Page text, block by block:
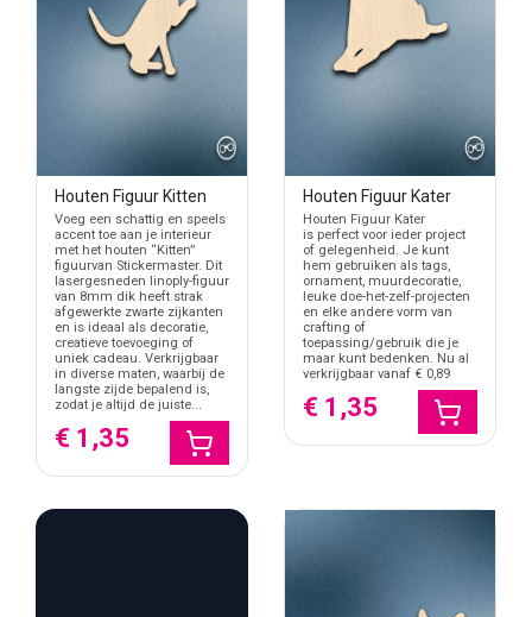
Houten Figuur Kitten
Voeg een schattig en speels
accent toe aan je interieur
met het houten “Kitten”
figuurvan Stickermaster. Dit
lasergesneden linoply-figuur
van 8mm dik heeft strak
afgewerkte zwarte zijkanten
en is ideaal als decoratie,
creatieve toevoeging of
uniek cadeau. Verkrijgbaar
in diverse maten, waarbij de
langste zijde bepalend is,
zodat je altijd de juiste...
€ 1,35
Houten Figuur Kater
Houten Figuur Kater
is perfect voor ieder project
of gelegenheid. Je kunt
hem gebruiken als tags,
ornament, muurdecoratie,
leuke doe-het-zelf-projecten
en elke andere vorm van
crafting of
toepassing/gebruik die je
maar kunt bedenken. Nu al
verkrijgbaar vanaf € 0,89
€ 1,35